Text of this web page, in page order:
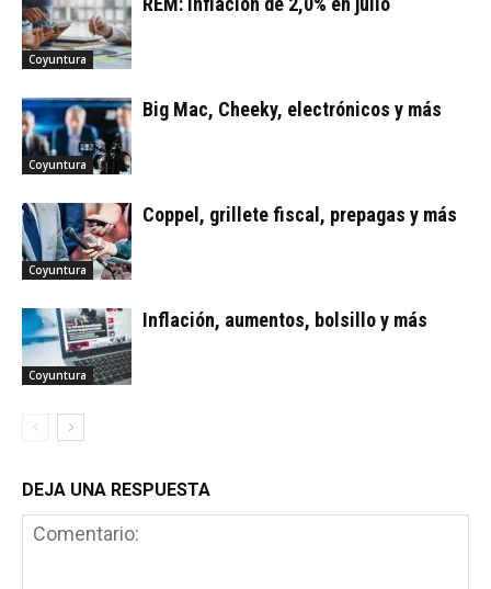
Coyuntura
Coyuntura
Big Mac, Cheeky, electrónicos y más
Coyuntura
Coppel, grillete fiscal, prepagas y más
Coyuntura
Inflación, aumentos, bolsillo y más
DEJA UNA RESPUESTA